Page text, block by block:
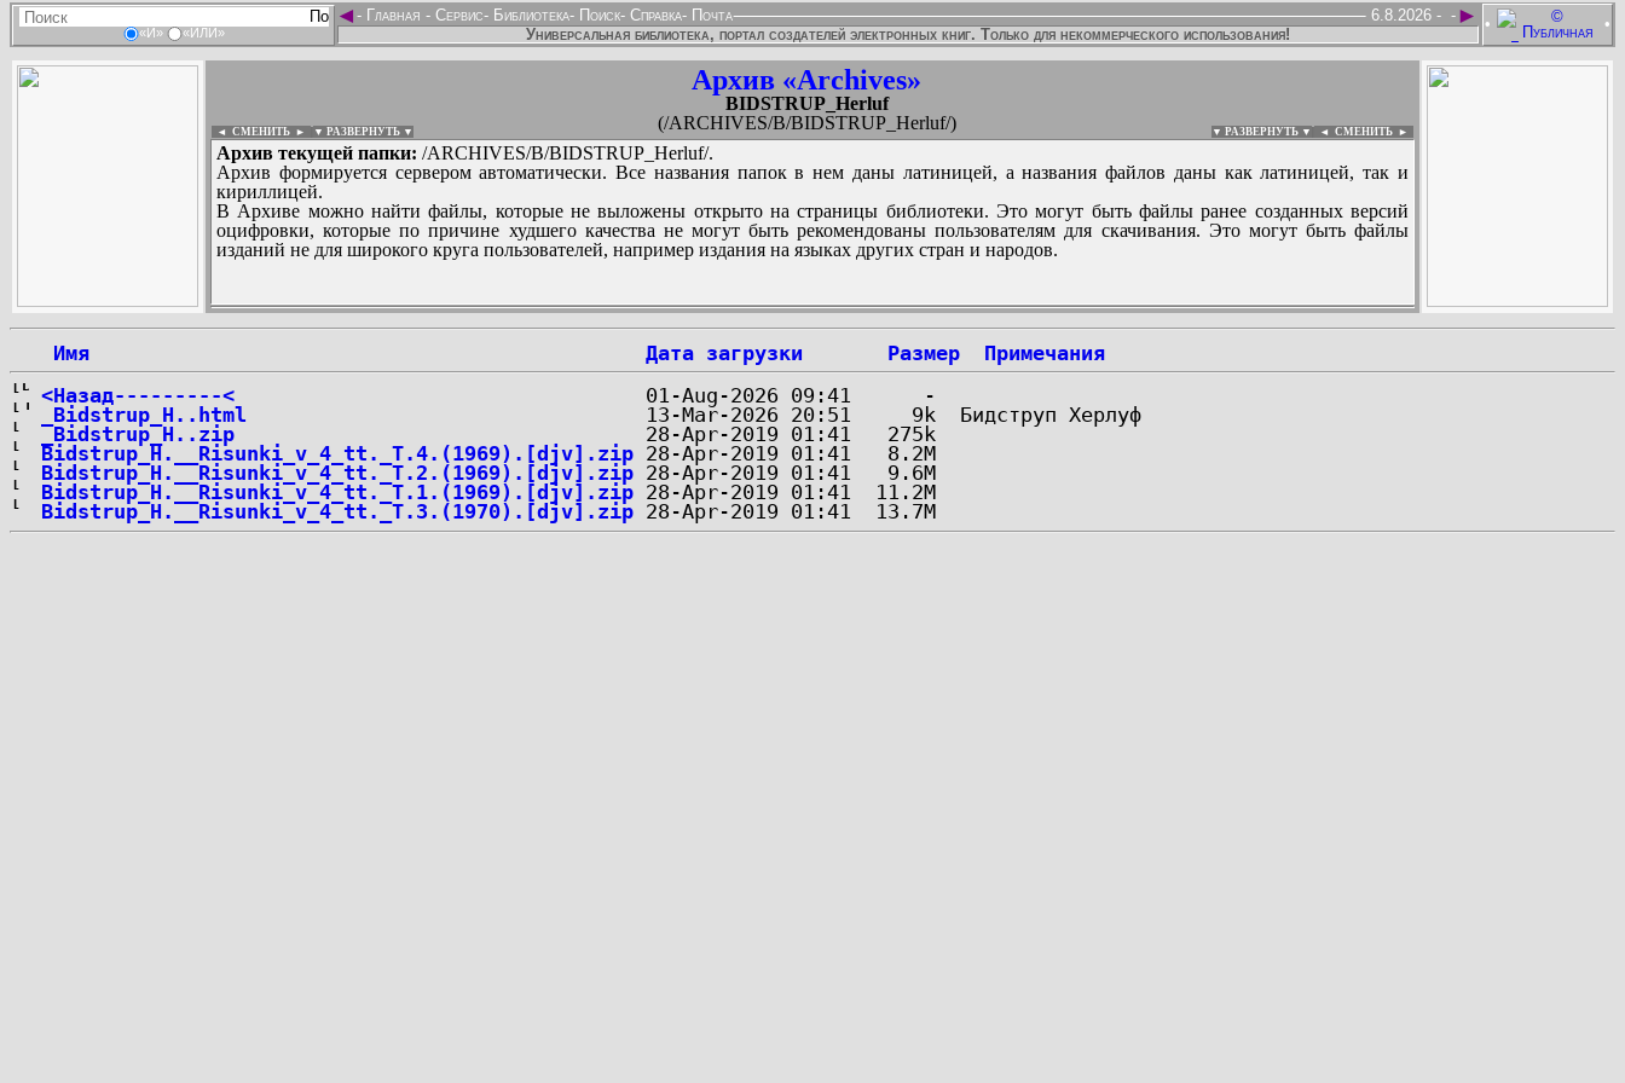
«И» «ИЛИ»
• •
◄ ►
- Главная - Сервис- Библиотека- Поиск- Справка- Почта -
6.8.2026 -
Универсальная библиотека, портал создателей электронных книг. Только для некоммерческого использования!
Архив «Archives»
BIDSTRUP_Herluf
(/ARCHIVES/B/BIDSTRUP_Herluf/)
◄ СМЕНИТЬ ► ▼ РАЗВЕРНУТЬ ▼ ▼ РАЗВЕРНУТЬ ▼ ◄ СМЕНИТЬ ►
Архив текущей папки: /ARCHIVES/B/BIDSTRUP_Herluf/.
Архив формируется сервером автоматически. Все названия папок в нем даны латиницей, а названия файлов даны как латиницей, так и
кириллицей.
В Архиве можно найти файлы, которые не выложены открыто на страницы библиотеки. Это могут быть файлы ранее созданных версий
оцифровки, которые по причине худшего качества не могут быть рекомендованы пользователям для скачивания. Это могут быть файлы
изданий не для широкого круга пользователей, например издания на языках других стран и народов.
:
...
Имя Дата загрузки Размер
Примечания
<Назад---------<
_Bidstrup_H..html
_Bidstrup_H..zip
Bidstrup_H.__Risunki_v_4_tt._T.4.(1969).[djv].zip
Bidstrup_H.__Risunki_v_4_tt._T.2.(1969).[djv].zip
Bidstrup_H.__Risunki_v_4_tt._T.1.(1969).[djv].zip
Bidstrup_H.__Risunki_v_4_tt._T.3.(1970).[djv].zip